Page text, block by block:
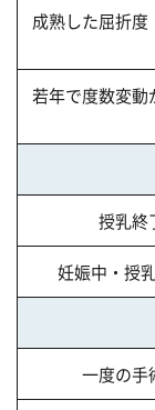
成熟した屈折
若年で度数変動
授乳終
妊娠中・授
一度の手